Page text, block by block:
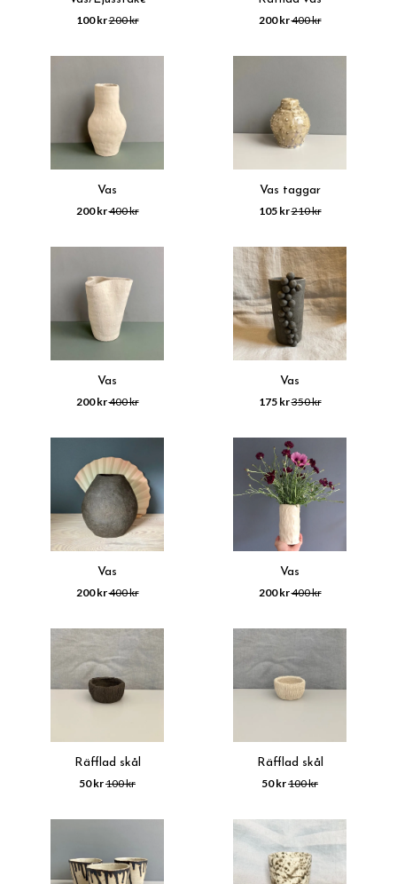
100 kr200 kr
200 kr400 kr
Vas
200 kr400 kr
Vas taggar
105 kr210 kr
Vas
200 kr400 kr
Vas
175 kr350 kr
Vas
200 kr400 kr
Vas
200 kr400 kr
Räfflad skål
50 kr100 kr
Räfflad skål
50 kr100 kr